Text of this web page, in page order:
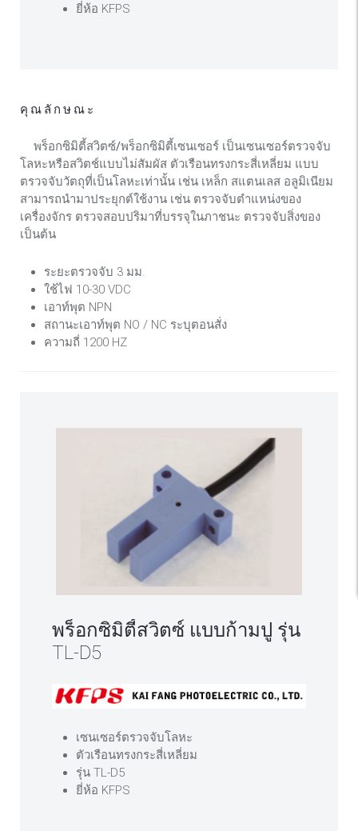
ยี่ห้อ KFPS
คุณลักษณะ
พร็อกซิมิตี้สวิตซ์/พร็อกซิมิตี้เซนเซอร์ เป็นเซนเซอร์ตรวจจับ
โลหะหรือสวิตช์แบบไม่สัมผัส ตัวเรือนทรงกระสี่เหลี่ยม แบบ
ตรวจจับวัตถุที่เป็นโลหะเท่านั้น เช่น เหล็ก สแตนเลส อลูมิเนียม
สามารถนำมาประยุกต์ใช้งาน เช่น ตรวจจับตำแหน่งของ
เครื่องจักร ตรวจสอบปริมาที่บรรจุในภาชนะ ตรวจจับสิ่งของ
เป็นต้น
ระยะตรวจจับ 3 มม.
ใช้ไฟ 10-30 VDC
เอาท์พุต NPN
สถานะเอาท์พุต NO / NC ระบุตอนสั่ง
ความถี่ 1200 HZ
พร็อกซิมิตี้สวิตซ์ แบบก้ามปู รุ่น
TL-D5
เซนเซอร์ตรวจจับโลหะ
ตัวเรือนทรงกระสี่เหลี่ยม
รุ่น TL-D5
ยี่ห้อ KFPS